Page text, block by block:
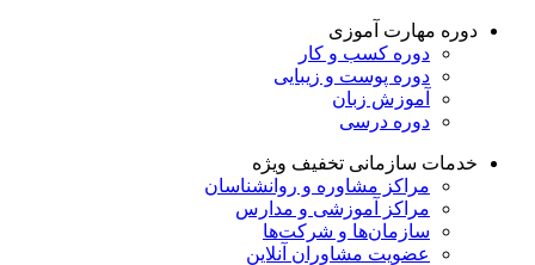
دوره مهارت آموزی
دوره کسب و کار
دوره پوست و زیبایی
آموزش زبان
دوره درسی
خدمات سازمانی تخفیف ویژه
مراکز مشاوره و روانشناسان
مراکز آموزشی و مدارس
سازمان‌ها و شرکت‌ها
عضویت مشاوران آنلاین